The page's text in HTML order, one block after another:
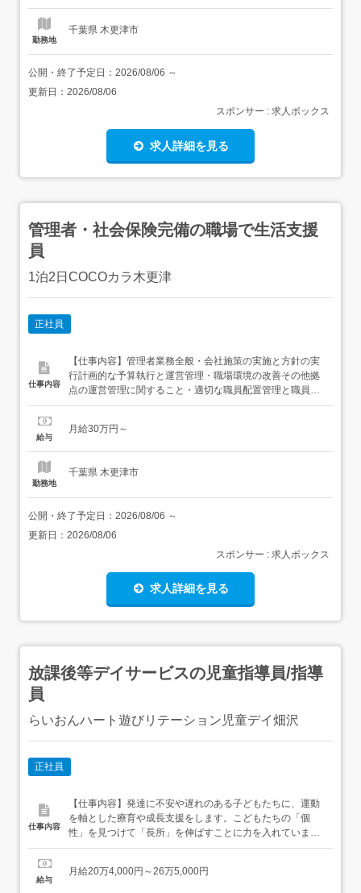
勤務地
千葉県 木更津市
公開・終了予定日： 2026/08/06 ～
更新日： 2026/08/06
スポンサー : 求人ボックス
求人詳細を見る
管理者・社会保険完備の職場で生活支援
員
1泊2日COCOカラ木更津
正社員
仕事内容
【仕事内容】管理者業務全般・会社施策の実施と方針の実
行計画的な予算執行と運営管理・職場環境の改善その他拠
点の運営管理に関すること・適切な職員配置管理と職員の
定着化・職員の採用・勤怠管理・育成行事・地域交流等の
待防止や人権擁護に関する職員教育事業報告書等行政への
給与
月給30万円～
勤務地
千葉県 木更津市
公開・終了予定日： 2026/08/06 ～
更新日： 2026/08/06
スポンサー : 求人ボックス
求人詳細を見る
放課後等デイサービスの児童指導員/指導
員
らいおんハート遊びリテーション児童デイ畑沢
正社員
仕事内容
【仕事内容】発達に不安や遅れのある子どもたちに、運動
を軸とした療育や成長支援をします。こどもたちの「個
性」を見つけて「長所」を伸ばすことに力を入れていま
す。未経験の方やブランクある方も大歓迎!しっかりサポー
域の子供たちの笑顔のために一緒に働いていただける方心
給与
月給20万4,000円～26万5,000円